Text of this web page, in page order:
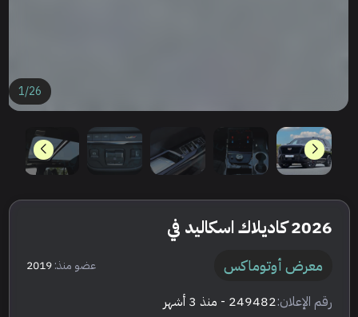
1/26
2026 كاديلاك اسكاليد في
معرض أوتوماكس عضو منذ:2019
رقم الإعلان:249482 - منذ 3 أشهر